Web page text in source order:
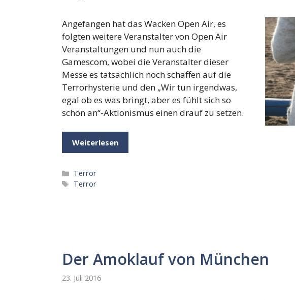
Angefangen hat das Wacken Open Air, es
folgten weitere Veranstalter von Open Air
Veranstaltungen und nun auch die
Gamescom, wobei die Veranstalter dieser
Messe es tatsächlich noch schaffen auf die
Terrorhysterie und den „Wir tun irgendwas,
egal ob es was bringt, aber es fühlt sich so
schön an“-Aktionismus einen drauf zu setzen.
Weiterlesen
Kategorien
Terror
Schlagwörter
Terror
Der Amoklauf von München
23. Juli 2016